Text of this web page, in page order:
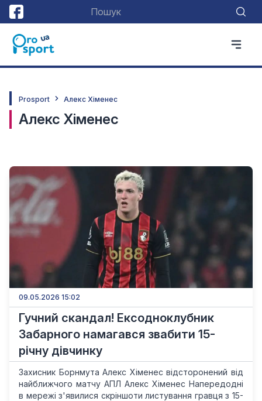
Prosport Алекс Хіменес
Алекс Хіменес
09.05.2026 15:02
Гучний скандал! Ексодноклубник
Забарного намагався звабити 15-
річну дівчинку
Захисник Борнмута Алекс Хіменес відсторонений від
найближчого матчу АПЛ Алекс Хіменес Напередодні
в мережі з'явилися скріншоти листування гравця з 15-